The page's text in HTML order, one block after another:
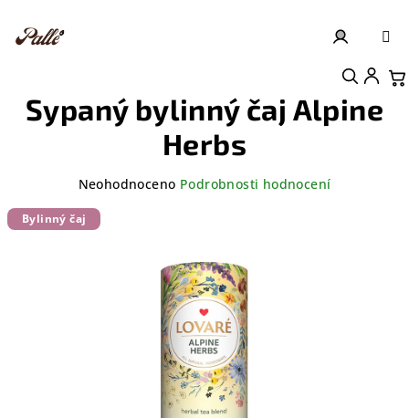
obsah
Přihlášení
Sypaný bylinný čaj Alpine
Herbs
produktu
Neohodnoceno Podrobnosti hodnocení
Bylinný čaj